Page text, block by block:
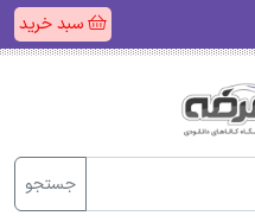
سبد خرید
جستجو